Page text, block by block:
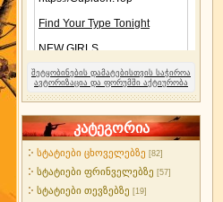
შეტყობინების დამატებისთვის საჭიროა
ავტორიზაცია და ფორუმში აქტიურობა
კატეგორია
სტატიები ცხოველებზე [82]
სტატიები ფრინველებზე [57]
სტატიები თევზებზე [19]